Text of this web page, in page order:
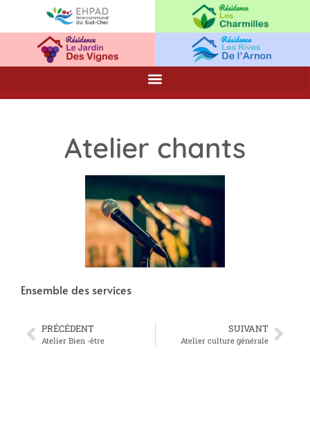
Atelier chants
Ensemble des services
PRÉCÉDENT
Atelier Bien -être
SUIVANT
Atelier culture générale